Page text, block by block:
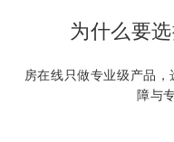
为什么要
房在线只做专业级产品
障与